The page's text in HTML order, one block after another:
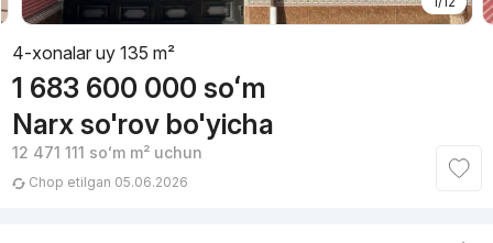
4-xonalar uy 135 m²
1 683 600 000 soʻm
Narx so'rov bo'yicha
12 471 111 soʻmm² uchun
Chop etilgan 05.06.2026